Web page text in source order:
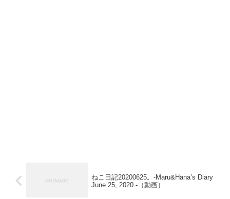
ねこ日記20200625。-Maru&Hana’s Diary
June 25, 2020.-（動画）